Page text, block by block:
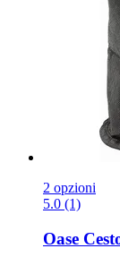
2 opzioni
5.0 (1)
Oase